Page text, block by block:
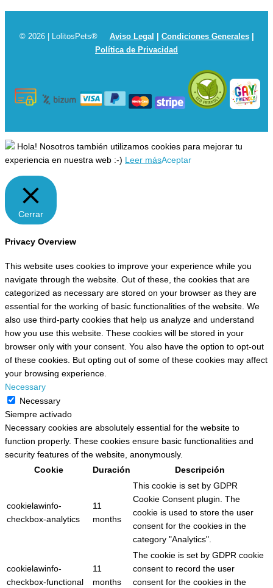
© 2026 | LolitosPets® Aviso Legal Condiciones Generales|
Política de Privacidad
Hola! Nosotros también utilizamos cookies para mejorar tu
experiencia en nuestra web :-) Leer másAceptar
Cerrar
Privacy Overview
This website uses cookies to improve your experience while you
navigate through the website. Out of these, the cookies that are
categorized as necessary are stored on your browser as they are
essential for the working of basic functionalities of the website. We
also use third-party cookies that help us analyze and understand
how you use this website. These cookies will be stored in your
browser only with your consent. You also have the option to opt-out
of these cookies. But opting out of some of these cookies may affect
your browsing experience.
Necessary
Necessary
Siempre activado
Necessary cookies are absolutely essential for the website to
function properly. These cookies ensure basic functionalities and
security features of the website, anonymously.
Cookie
Duración Descripción
cookielawinfo-
checkbox-analytics
11
months
This cookie is set by GDPR
Cookie Consent plugin. The
cookie is used to store the user
consent for the cookies in the
category "Analytics".
cookielawinfo-
checkbox-functional
11
months
The cookie is set by GDPR cookie
consent to record the user
consent for the cookies in the